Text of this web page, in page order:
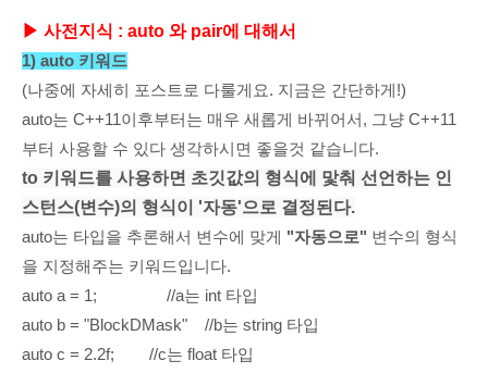
▶ 사전지식 : auto 와 pair에 대해서
1) auto 키워드
(나중에 자세히 포스트로 다룰게요. 지금은 간단하게!)
auto는 C++11이후부터는 매우 새롭게 바뀌어서, 그냥 C++11
부터 사용할 수 있다 생각하시면 좋을것 같습니다.
to 키워드를 사용하면 초깃값의 형식에 맟춰 선언하는 인
스턴스(변수)의 형식이 '자동'으로 결정된다.
auto는 타입을 추론해서 변수에 맞게 "자동으로" 변수의 형식
을 지정해주는 키워드입니다.
auto a = 1;
//a는 int 타입
auto b = "BlockDMask" //b는 string 타입
auto c = 2.2f;
//c는 float 타입